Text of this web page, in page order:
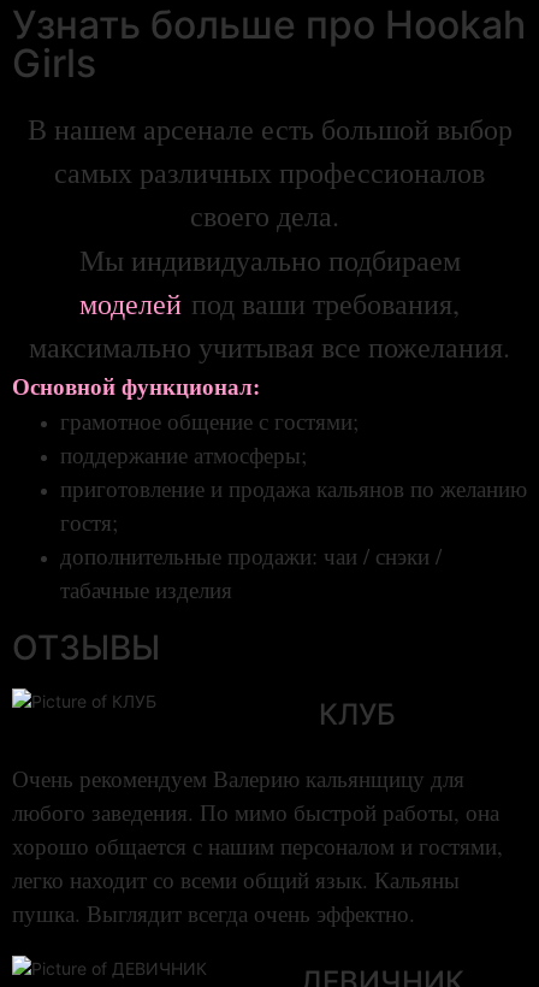
Узнать больше про Hookah
Girls
В нашем арсенале есть большой выбор
самых различных профессионалов
своего дела.
Мы индивидуально подбираем
моделей под ваши требования,
максимально учитывая все пожелания.
Основной функционал:
грамотное общение с гостями;
поддержание атмосферы;
приготовление и продажа кальянов по желанию
гостя;
дополнительные продажи: чаи / снэки /
табачные изделия
ОТЗЫВЫ
КЛУБ
Очень рекомендуем Валерию кальянщицу для
любого заведения. По мимо быстрой работы, она
хорошо общается с нашим персоналом и гостями,
легко находит со всеми общий язык. Кальяны
пушка. Выглядит всегда очень эффектно.